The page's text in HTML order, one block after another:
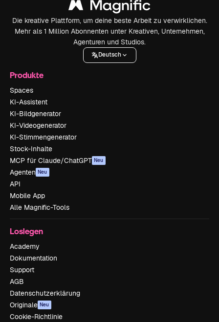
Die kreative Plattform, um deine beste Arbeit zu verwirklichen.
Mehr als 1 Million Abonnenten unter Kreativen, Unternehmen,
Agenturen und Studios.
Deutsch
Produkte
Spaces
KI-Assistent
KI-Bildgenerator
KI-Videogenerator
KI-Stimmengenerator
Stock-Inhalte
MCP für Claude/ChatGPT Neu
Agenten Neu
API
Mobile App
Alle Magnific-Tools
Loslegen
Academy
Dokumentation
Support
AGB
Datenschutzerklärung
Originale Neu
Cookie-Richtlinie